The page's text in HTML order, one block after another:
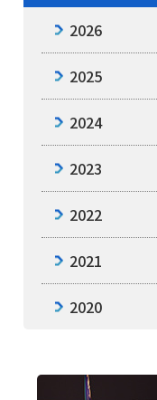
2026
2025
2024
2023
2022
2021
2020